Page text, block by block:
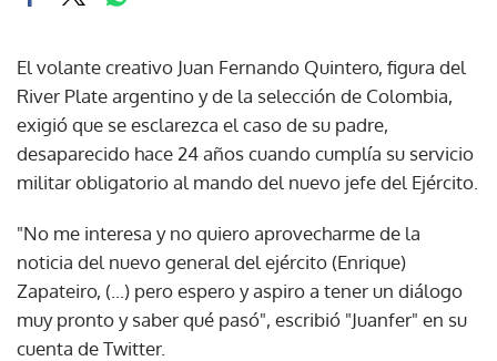
El volante creativo Juan Fernando Quintero, figura del
River Plate argentino y de la selección de Colombia,
exigió que se esclarezca el caso de su padre,
desaparecido hace 24 años cuando cumplía su servicio
militar obligatorio al mando del nuevo jefe del Ejército.
"No me interesa y no quiero aprovecharme de la
noticia del nuevo general del ejército (Enrique)
Zapateiro, (...) pero espero y aspiro a tener un diálogo
muy pronto y saber qué pasó", escribió "Juanfer" en su
cuenta de Twitter.